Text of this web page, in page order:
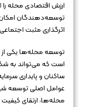
ارزش اقتصادی محله
توسعه‌دهندگان امکان
اثرگذاری مثبت
توسعه محله‌ها یکی از
است که می‌تواند به
ساکنان و پایداری
عوامل اصلی توسعه
محله‌ها، ارتقای